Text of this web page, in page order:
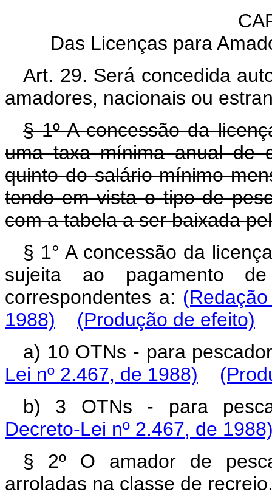
Das Licenças para
Art. 29. Será concedida
amadores, nacionais ou
§ 1º A concessão da
uma taxa mínima anual de
quinto do salário-mínimo
tendo em vista o tipo de
com a tabela a ser baixada
§ 1° A concessão da
sujeita ao pagamento
correspondentes a:
1988)
(Produção de efeito)
a) 10 OTNs - para
Lei nº 2.467, de 1988)
b) 3 OTNs - para
Decreto-Lei nº 2.467, de
§ 2º O amador de
arroladas na classe de